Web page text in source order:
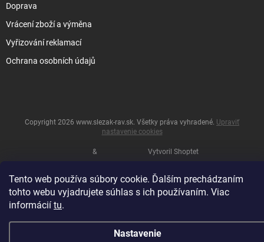
Tento web používa súbory cookie. Ďalším prechádzaním
tohto webu vyjadrujete súhlas s ich používaním. Viac
informácií tu.
Nastavenie
Doprava
Vrácení zboží a výměna
Vyřizování reklamací
Ochrana osobních údajů
& Vytvoril Shoptet
Copyright 2026 www.slezak-rav.sk. Všetky práva vyhradené. Upraviť
nastavenie cookies